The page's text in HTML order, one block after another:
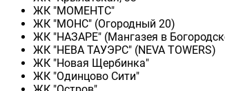
ЖК "МОМЕНТС"
ЖК "МОНС" (Огородный 20)
ЖК "НАЗАРЕ" (Мангазея в
ЖК "НЕВА ТАУЭРС" (NEVA TOWERS)
ЖК "Новая Щербинка"
ЖК "Одинцово Сити"